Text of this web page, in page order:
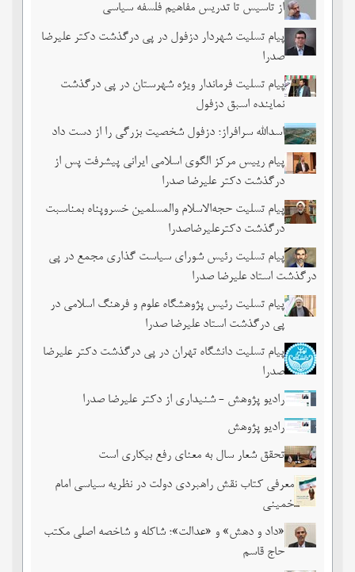
از تاسیس تا تدریس مفاهیم فلسفه سیاسی
پیام تسلیت شهردار دزفول در پی درگذشت دکتر علیرضا
صدرا
پیام تسلیت فرماندار ویژه شهرستان در پی درگذشت
نماینده اسبق دزفول
اسدالله سرافراز؛ دزفول شخصیت بزرگی را از دست داد
پیام رییس مرکز الگوی اسلامی ایرانی پیشرفت پس از
درگذشت دکتر علیرضا صدرا
پیام تسلیت حجه‌الاسلام والمسلمین خسروپناه بمناسبت
درگذشت دکترعلیرضاصدرا
پیام تسلیت رئیس شورای سیاست گذاری مجمع در پی
درگذشت استاد علیرضا صدرا
پیام تسلیت رئیس پژوهشگاه علوم و فرهنگ اسلامی در
پی درگذشت استاد علیرضا صدرا
پیام تسلیت دانشگاه تهران در پی درگذشت دکتر علیرضا
صدرا
رادیو پژوهش - شنیداری از دکتر علیرضا صدرا
رادیو پژوهش
تحقق شعار سال به معنای رفع بیکاری است
معرفی کتاب نقش راهبردی دولت در نظریه سیاسی امام
خمینی
«داد و دهش» و «عدالت»؛ شاکله و شاخصه اصلی مکتب
حاج قاسم